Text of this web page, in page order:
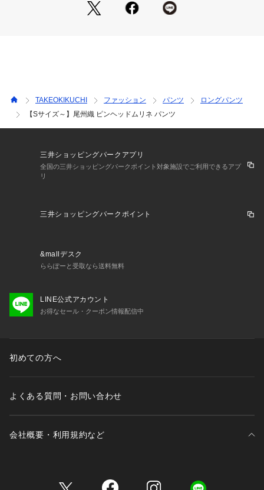
・ジャージファブリックによる全体的にソフトな仕上がり感
・仕立て映えする肉感とジャージによる程よい伸縮性
組上品番：931-44505
・ポケット数：横×2 後ろ×2
・前ファスナー
・前側のみ裏地あり
※照明の関係により、実際よりも色味が違って見える場合があ
TAKEOKIKUCHI ファッション パンツ
ロングパンツ
【Sサイズ～】尾州織 ピンヘッドムリネ パンツ
三井ショッピングパークアプリ
全国の三井ショッピングパークポイント対象施設でご利用できるアプ
リ
三井ショッピングパークポイント
&mallデスク
ららぽーと受取なら送料無料
LINE公式アカウント
お得なセール・クーポン情報配信中
初めての方へ
よくある質問・お問い合わせ
会社概要・利用規約など